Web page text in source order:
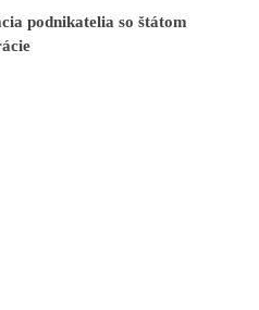
podnikatelia so štátom